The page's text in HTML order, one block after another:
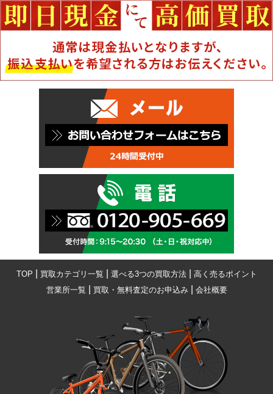
TOP 買取カテゴリ一覧 選べる3つの買取方法| 高く売るポイント
営業所一覧
買取・無料査定のお申込み| 会社概要